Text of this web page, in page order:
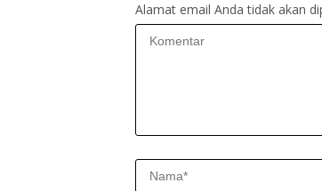
Alamat email Anda tidak akan